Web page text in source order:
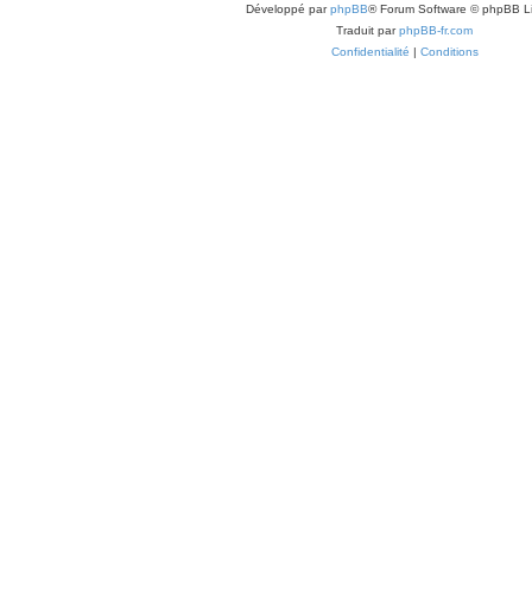
Développé parphpBB® Forum Software © phpBB
Traduit parphpBB-fr.com
Confidentialité | Conditions